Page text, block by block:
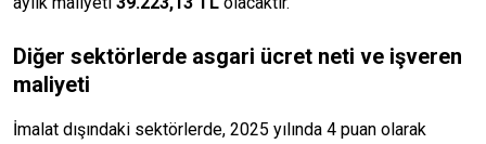
Diğer sektörlerde asgari ücret neti ve işveren
maliyeti
İmalat dışındaki sektörlerde, 2025 yılında 4 puan olarak